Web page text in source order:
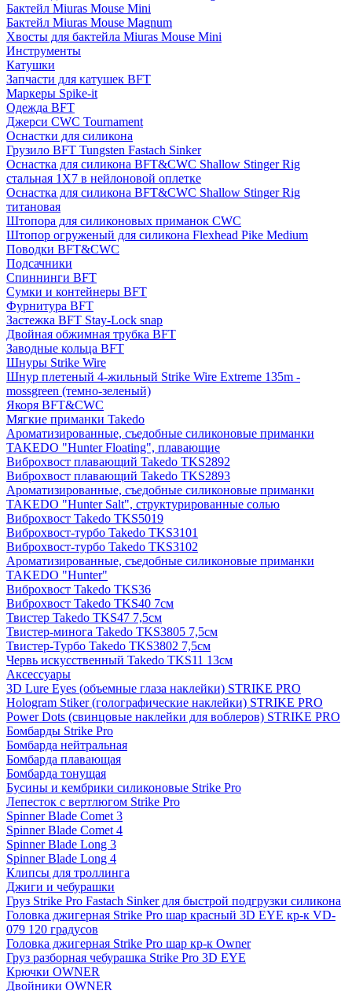
Бактейл Miuras Mouse Mini
Бактейл Miuras Mouse Magnum
Хвосты для бактейла Miuras Mouse Mini
Инструменты
Катушки
Запчасти для катушек BFT
Маркеры Spike-it
Одежда BFT
Джерси CWC Tournament
Оснастки для силикона
Грузило BFT Tungsten Fastach Sinker
Оснастка для силикона BFT&CWC Shallow Stinger Rig
стальная 1X7 в нейлоновой оплетке
Оснастка для силикона BFT&CWC Shallow Stinger Rig
титановая
Штопора для силиконовых приманок CWC
Штопор огруженый для силикона Flexhead Pike Medium
Поводки BFT&CWC
Подсачники
Спиннинги BFT
Сумки и контейнеры BFT
Фурнитура BFT
Застежка BFT Stay-Lock snap
Двойная обжимная трубка BFT
Заводные кольца BFT
Шнуры Strike Wire
Шнур плетеный 4-жильный Strike Wire Extreme 135m -
mossgreen (темно-зеленый)
Якоря BFT&CWC
Мягкие приманки Takedo
Ароматизированные, съедобные силиконовые приманки
TAKEDO "Hunter Floating", плавающие
Виброхвост плавающий Takedo TKS2892
Виброхвост плавающий Takedo TKS2893
Ароматизированные, съедобные силиконовые приманки
TAKEDO "Hunter Salt", структурированные солью
Виброхвост Takedo TKS5019
Виброхвост-турбо Takedo TKS3101
Виброхвост-турбо Takedo TKS3102
Ароматизированные, съедобные силиконовые приманки
TAKEDO "Hunter"
Виброхвост Takedo TKS36
Виброхвост Takedo TKS40 7см
Твистер Takedo TKS47 7,5см
Твистер-минога Takedo TKS3805 7,5см
Твистер-Турбо Takedo TKS3802 7,5см
Червь искусственный Takedo TKS11 13см
Аксессуары
3D Lure Eyes (объемные глаза наклейки) STRIKE PRO
Hologram Stiker (голографические наклейки) STRIKE PRO
Power Dots (свинцовые наклейки для воблеров) STRIKE PRO
Бомбарды Strike Pro
Бомбарда нейтральная
Бомбарда плавающая
Бомбарда тонущая
Бусины и кембрики силиконовые Strike Pro
Лепесток с вертлюгом Strike Pro
Spinner Blade Comet 3
Spinner Blade Comet 4
Spinner Blade Long 3
Spinner Blade Long 4
Клипсы для троллинга
Джиги и чебурашки
Груз Strike Pro Fastach Sinker для быстрой подгрузки силикона
Головка джигерная Strike Pro шар красный 3D EYE кр-к VD-
079 120 градусов
Головка джигерная Strike Pro шар кр-к Owner
Груз разборная чебурашка Strike Pro 3D EYE
Крючки OWNER
Двойники OWNER